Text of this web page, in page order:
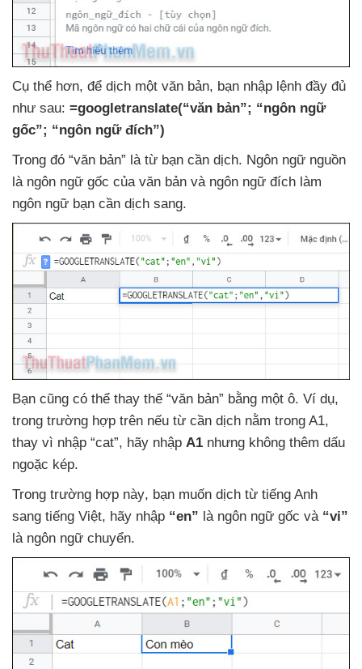
Cụ thể hơn, để dịch một văn bản, bạn nhập lệnh đầy đủ
như sau: =googletranslate(“văn bản”; “ngôn ngữ
gốc”; “ngôn ngữ đích”)
Trong đó “văn bản” là từ bạn cần dịch. Ngôn ngữ nguồn
là ngôn ngữ gốc của văn bản và ngôn ngữ đích làm
ngôn ngữ bạn cần dịch sang.
Bạn cũng có thể thay thế “văn bản” bằng một ô. Ví dụ,
trong trường hợp trên nếu từ cần dịch nằm trong A1,
thay vì nhập “cat”, hãy nhập A1 nhưng không thêm dấu
ngoặc kép.
Trong trường hợp này, bạn muốn dịch từ tiếng Anh
sang tiếng Việt, hãy nhập “en” là ngôn ngữ gốc và “vi”
là ngôn ngữ chuyển.